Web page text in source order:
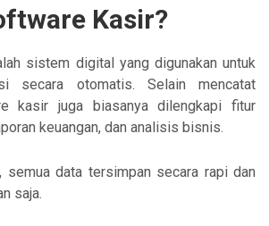
Kasir?
sistem digital yang digunakan untuk
secara otomatis. Selain mencatat
kasir juga biasanya dilengkapi fitur
keuangan, dan analisis bisnis.
semua data tersimpan secara rapi dan
saja.